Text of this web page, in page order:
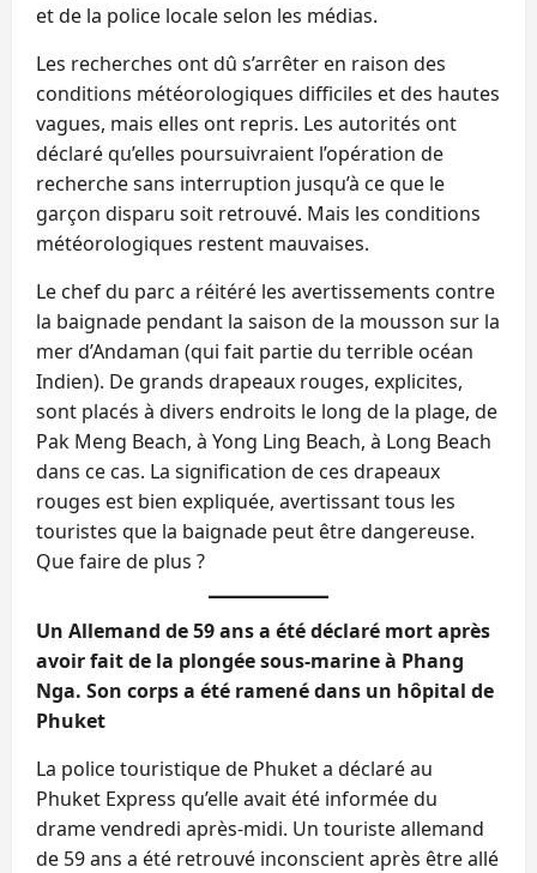
et de la police locale selon les médias.
Les recherches ont dû s’arrêter en raison des
conditions météorologiques difficiles et des hautes
vagues, mais elles ont repris. Les autorités ont
déclaré qu’elles poursuivraient l’opération de
recherche sans interruption jusqu’à ce que le
garçon disparu soit retrouvé. Mais les conditions
météorologiques restent mauvaises.
Le chef du parc a réitéré les avertissements contre
la baignade pendant la saison de la mousson sur la
mer d’Andaman (qui fait partie du terrible océan
Indien). De grands drapeaux rouges, explicites,
sont placés à divers endroits le long de la plage, de
Pak Meng Beach, à Yong Ling Beach, à Long Beach
dans ce cas. La signification de ces drapeaux
rouges est bien expliquée, avertissant tous les
touristes que la baignade peut être dangereuse.
Que faire de plus ?
Un Allemand de 59 ans a été déclaré mort après
avoir fait de la plongée sous-marine à Phang
Nga. Son corps a été ramené dans un hôpital de
Phuket
La police touristique de Phuket a déclaré au
Phuket Express qu’elle avait été informée du
drame vendredi après-midi. Un touriste allemand
de 59 ans a été retrouvé inconscient après être allé